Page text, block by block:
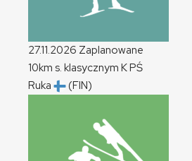
27.11.2026 Zaplanowane
10km s. klasycznym KPŚ
Ruka
(FIN)